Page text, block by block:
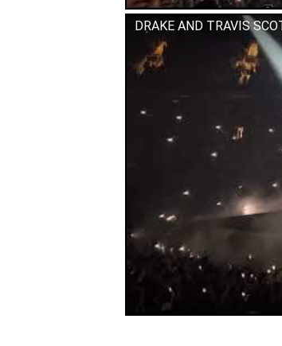
DRAKE AND TRAVIS